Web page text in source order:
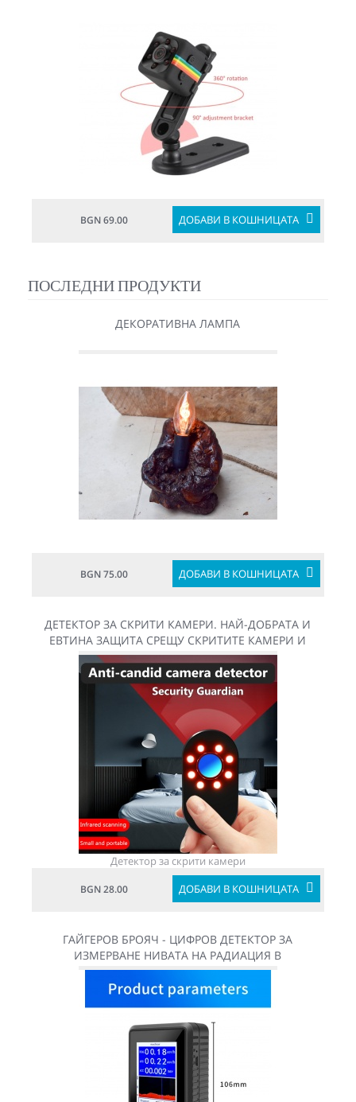
ДОБАВИ В КОШНИЦАТА
BGN 69.00
ПОСЛЕДНИ ПРОДУКТИ
ДЕКОРАТИВНА ЛАМПА
ДОБАВИ В КОШНИЦАТА
BGN 75.00
ДЕТЕКТОР ЗА СКРИТИ КАМЕРИ. НАЙ-ДОБРАТА И
ЕВТИНА ЗАЩИТА СРЕЩУ СКРИТИТЕ КАМЕРИ И
ШПИОНИРАНЕТО ВИ.
Детектор за скрити камери
ДОБАВИ В КОШНИЦАТА
BGN 28.00
ГАЙГЕРОВ БРОЯЧ - ЦИФРОВ ДЕТЕКТОР ЗА
ИЗМЕРВАНЕ НИВАТА НА РАДИАЦИЯ В
МИКРОСИВЕРТ